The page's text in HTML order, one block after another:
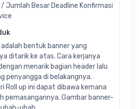
Jumlah Besar Deadline Konfirmasi
adalah bentuk banner yang
ditarik ke atas. Cara kerjanya
menarik bagian header lalu
penyangga di belakangnya.
Roll up ini dapat dibawa kemana
pemasangannya. Gambar banner-